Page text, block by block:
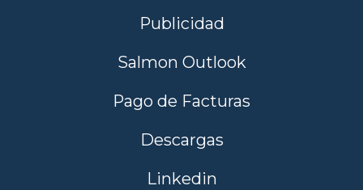
Publicidad
Salmon Outlook
Pago de Facturas
Descargas
Linkedin